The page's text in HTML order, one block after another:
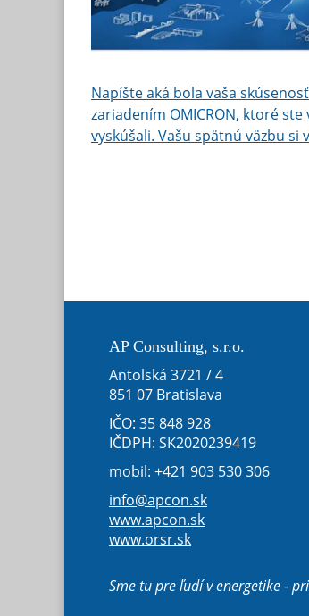
Napíšte aká bola vaša
zariadením OMICRON, ktoré ste
vyskúšali. Vašu spätnú väzbu si
AP Consulting, s.r.o.
Antolská 3721 / 4
851 07 Bratislava
IČO: 35 848 928
IČDPH: SK2020239419
mobil: +421 903 530 306
info@apcon.sk
www.apcon.sk
www.orsr.sk
Sme tu pre ľudí v energetike -